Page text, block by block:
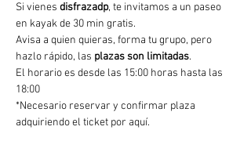
Si vienes disfrazadp, te invitamos a un paseo
en kayak de 30 min gratis.
Avisa a quien quieras, forma tu grupo, pero
hazlo rápido, las plazas son limitadas.
El horario es desde las 15:00 horas hasta las
18:00
*Necesario reservar y confirmar plaza
adquiriendo el ticket por aquí.